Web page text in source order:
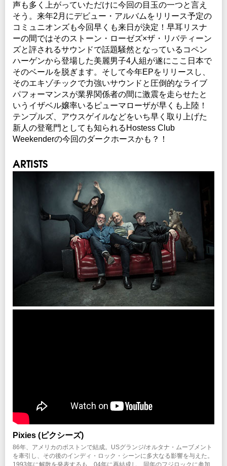
声も多く上がっていただけに今回の目玉の一つと言え
そう。来年2月にデビュー・アルバムをリリース予定の
コミュニオンズも今回早くも来日が決定！早耳リスナ
ーの間ではそのストーン・ローゼズ×ザ・リバティーン
ズと評されるサウンドで話題騒然となっているコペン
ハーゲンから登場した美麗男子4人組が遂にここ日本で
そのベールを脱ぎます。そして今年EPをリリースし、
そのエキゾチックで力強いサウンドと圧倒的なライブ
パフォーマンスが業界関係者の間に激震を走らせたと
いうイザベル嬢率いるピューマローザが早くも上陸！
テンプルズ、アウスゲイルなどをいち早く取り上げた
新人の登竜門としても知られるHostess Club
Weekenderの今回のダークホースかも？！
ARTISTS
Pixies (ピクシーズ)
86年、アメリカのボストンで結成。USグランジ/オルタナ・ムーブメント
を牽引し、その後のインディ・ロック・シーンに多大なる影響を与えた。